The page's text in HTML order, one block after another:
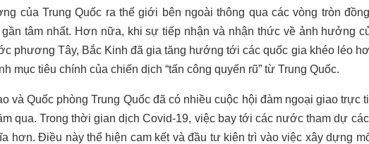
của Trung Quốc ra thế giới bên ngoài thông qua các vòng tròn
tâm nhất. Hơn nữa, khi sự tiếp nhận và nhận thức về ảnh hưởng
phương Tây, Bắc Kinh đã gia tăng hướng tới các quốc gia khéo léo
mục tiêu chính của chiến dịch “tấn công quyến rũ” từ Trung Quốc.
và Quốc phòng Trung Quốc đã có nhiều cuộc hội đàm ngoại giao trực
qua. Trong thời gian dịch Covid-19, việc bay tới các nước tham dự
hơn. Điều này thể hiện cam kết và đầu tư kiên trì vào việc xây dựng